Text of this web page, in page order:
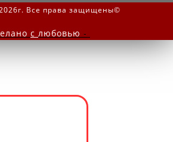
2026г. Все права защищены©
с любовью -